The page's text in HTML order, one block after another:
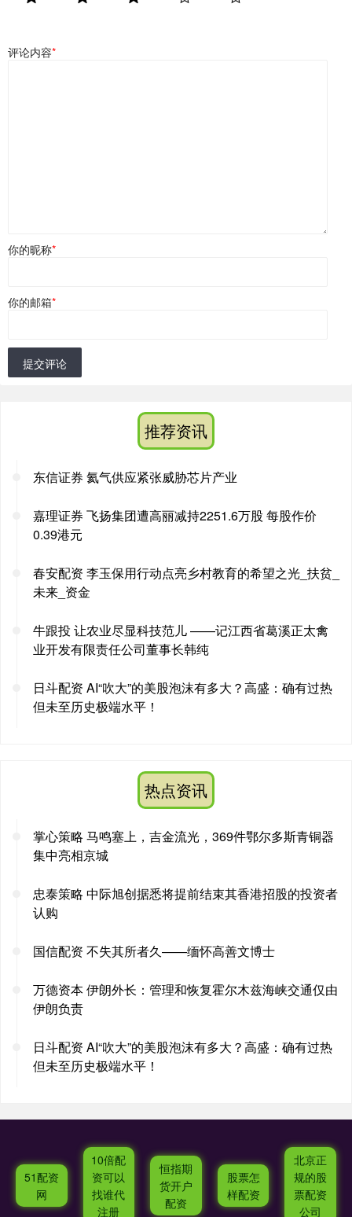
评论内容*
你的昵称*
你的邮箱*
提交评论
推荐资讯
东信证券 氦气供应紧张威胁芯片产业
嘉理证券 飞扬集团遭高丽减持2251.6万股 每股作价
0.39港元
春安配资 李玉保用行动点亮乡村教育的希望之光_扶贫_
未来_资金
牛跟投 让农业尽显科技范儿 ——记江西省葛溪正太禽
业开发有限责任公司董事长韩纯
日斗配资 AI“吹大”的美股泡沫有多大？高盛：确有过热
但未至历史极端水平！
热点资讯
掌心策略 马鸣塞上，吉金流光，369件鄂尔多斯青铜器
集中亮相京城
忠泰策略 中际旭创据悉将提前结束其香港招股的投资者
认购
国信配资 不失其所者久——缅怀高善文博士
万德资本 伊朗外长：管理和恢复霍尔木兹海峡交通仅由
伊朗负责
日斗配资 AI“吹大”的美股泡沫有多大？高盛：确有过热
但未至历史极端水平！
51配资
网
10倍配
资可以
找谁代
注册
恒指期
货开户
配资
股票怎
样配资
北京正
规的股
票配资
公司